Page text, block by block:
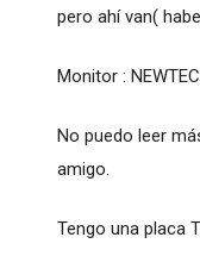
pero ahí van(
Monitor :
No puedo leer
amigo.
Tengo una placa